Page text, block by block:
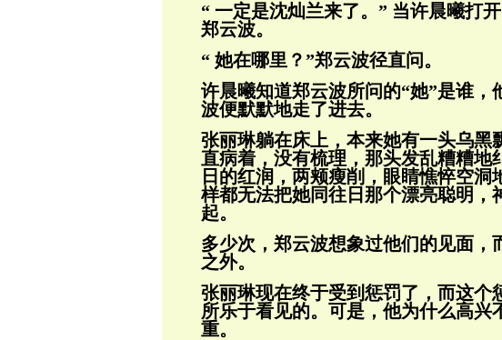
“ 一定是沈灿兰来了。” 当许晨曦打
郑云波。
“ 她在哪里？”郑云波径直问。
许晨曦知道郑云波所问的“她”是谁，
波便默默地走了进去。
张丽琳躺在床上，本来她有一头乌黑
直病着，没有梳理，那头发乱糟糟地
日的红润，两颊瘦削，眼睛憔悴空洞
样都无法把她同往日那个漂亮聪明，
起。
多少次，郑云波想象过他们的见面，
之外。
张丽琳现在终于受到惩罚了，而这个
所乐于看见的。 可是，他为什么高兴
重。